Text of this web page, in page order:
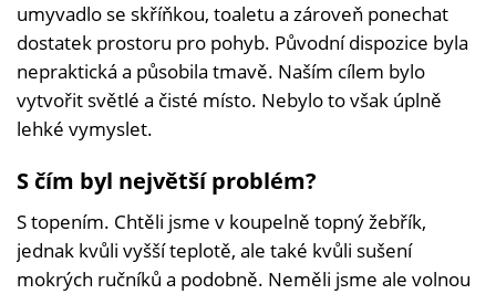
umyvadlo se skříňkou, toaletu a zároveň ponechat
dostatek prostoru pro pohyb. Původní dispozice byla
nepraktická a působila tmavě. Naším cílem bylo
vytvořit světlé a čisté místo. Nebylo to však úplně
lehké vymyslet.
S čím byl největší problém?
S topením. Chtěli jsme v koupelně topný žebřík,
jednak kvůli vyšší teplotě, ale také kvůli sušení
mokrých ručníků a podobně. Neměli jsme ale volnou